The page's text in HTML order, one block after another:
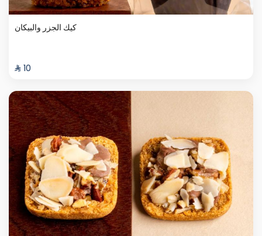
كيك الجزر والبيكان
⁨⁦‪‬ 10⁩